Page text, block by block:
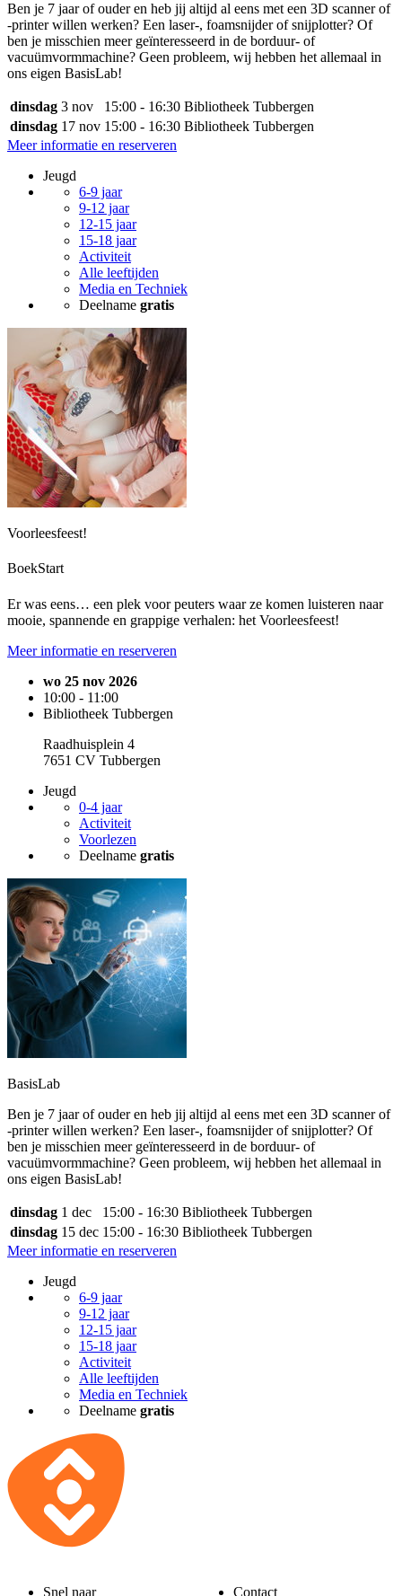
Ben je 7 jaar of ouder en heb jij altijd al eens met een 3D scanner of
-printer willen werken? Een laser-, foamsnijder of snijplotter? Of
ben je misschien meer geïnteresseerd in de borduur- of
vacuümvormmachine? Geen probleem, wij hebben het allemaal in
ons eigen BasisLab!
dinsdag 3 nov 15:00 - 16:30 Bibliotheek Tubbergen
dinsdag 17 nov 15:00 - 16:30 Bibliotheek Tubbergen
Meer informatie en reserveren
Jeugd
6-9 jaar
9-12 jaar
12-15 jaar
15-18 jaar
Activiteit
Alle leeftijden
Media en Techniek
Deelname gratis
Voorleesfeest!
BoekStart
Er was eens… een plek voor peuters waar ze komen luisteren naar
mooie, spannende en grappige verhalen: het Voorleesfeest!
Meer informatie en reserveren
wo 25 nov 2026
10:00 - 11:00
Bibliotheek Tubbergen
Raadhuisplein 4
7651 CV Tubbergen
Jeugd
0-4 jaar
Activiteit
Voorlezen
Deelname gratis
BasisLab
Ben je 7 jaar of ouder en heb jij altijd al eens met een 3D scanner of
-printer willen werken? Een laser-, foamsnijder of snijplotter? Of
ben je misschien meer geïnteresseerd in de borduur- of
vacuümvormmachine? Geen probleem, wij hebben het allemaal in
ons eigen BasisLab!
dinsdag 1 dec 15:00 - 16:30 Bibliotheek Tubbergen
dinsdag 15 dec 15:00 - 16:30 Bibliotheek Tubbergen
Meer informatie en reserveren
Jeugd
6-9 jaar
9-12 jaar
12-15 jaar
15-18 jaar
Activiteit
Alle leeftijden
Media en Techniek
Deelname gratis
Snel naar Contact